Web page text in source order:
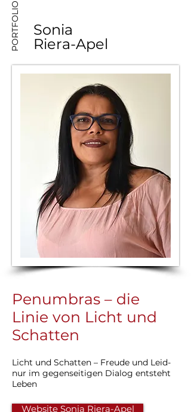
PORTFOLIO
Sonia
Riera-Apel
Penumbras – die
Linie von Licht und
Schatten
Licht und Schatten – Freude und Leid-
nur im gegenseitigen Dialog entsteht
Leben
Website Sonia Riera-Apel